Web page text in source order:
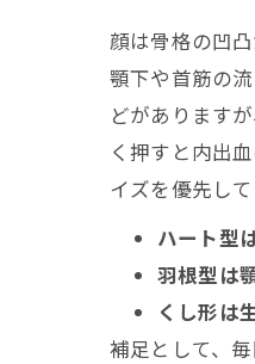
顔は骨格の凹
顎下や首筋の
どがあります
く押すと内出
イズを優先して
ハート型
羽根型は
くし形は
補足として、